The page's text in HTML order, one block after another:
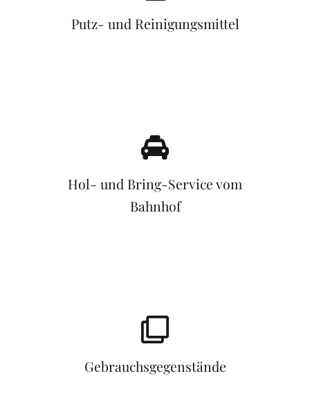
Putz- und Reinigungsmittel
Hol- und Bring-Service vom
Bahnhof
Gebrauchsgegenstände